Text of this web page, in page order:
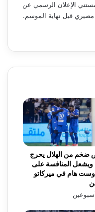
الإعلان الرسمي عن
قبل نهاية الموسم.
من الهلال يحرج
ويشعل المنافسة على
هام في ميركاتو